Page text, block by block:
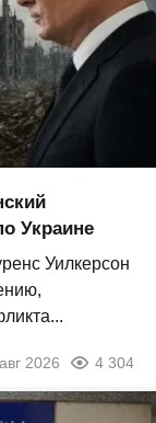
Украине
Уилкерсон
2026 4 304